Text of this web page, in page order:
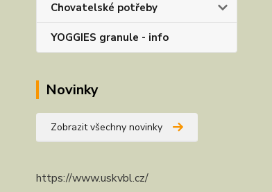
Chovatelské potřeby
YOGGIES granule - info
Novinky
Zobrazit všechny novinky
https://www.uskvbl.cz/